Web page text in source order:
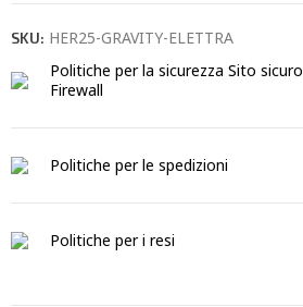
SKU: HER25-GRAVITY-ELETTRA
Politiche per la sicurezza Sito
Firewall
Politiche per le spedizioni
Politiche per i resi